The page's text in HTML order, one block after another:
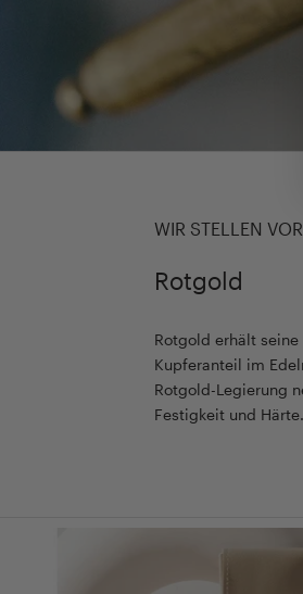
WIR STELLEN
Rotgold
Rotgold erhält
Kupferanteil im
Rotgold-Legierung
Festigkeit und Härte.